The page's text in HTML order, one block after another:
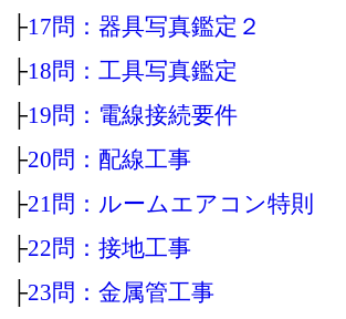
├17問：器具写真鑑定２
├18問：工具写真鑑定
├19問：電線接続要件
├20問：配線工事
├21問：ルームエアコン特則
├22問：接地工事
├23問：金属管工事